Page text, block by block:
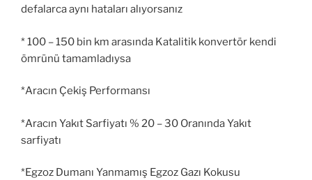
defalarca aynı hataları alıyorsanız
* 100 – 150 bin km arasında Katalitik konvertör kendi
ömrünü tamamladıysa
*Aracın Çekiş Performansı
*Aracın Yakıt Sarfiyatı % 20 – 30 Oranında Yakıt
sarfiyatı
*Egzoz Dumanı Yanmamış Egzoz Gazı Kokusu